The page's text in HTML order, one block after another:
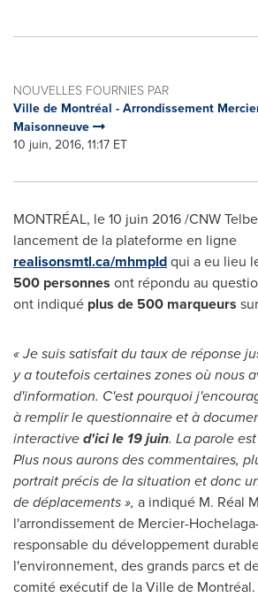
NOUVELLES FOURNIES PAR
Ville de Montréal - Arrondissement
Maisonneuve
10 juin, 2016, 11:17 ET
MONTRÉAL, le 10 juin 2016 /CNW
lancement de la plateforme en ligne
realisonsmtl.ca/mhmpldqui a eu lieu
500 personnes ont répondu au
ont indiqué plus de 500 marqueurs
« Je suis satisfait du taux de réponse
y a toutefois certaines zones où nous
d'information. C'est pourquoi
à remplir le questionnaire et à
interactived'ici le 19 juin. La parole
Plus nous aurons des commentaires,
portrait précis de la situation et donc
de déplacements », a indiqué M. Réal
l'arrondissement de Mercier-
responsable du développement
l'environnement, des grands parcs et
comité exécutif de la Ville de Montréal.